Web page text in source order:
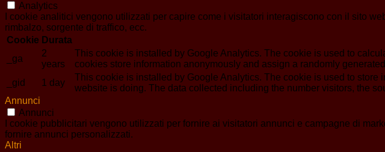
Analytics
I cookie analitici vengono utilizzati per capire come i visitatori interagiscono con il sito
rimbalzo, sorgente di traffico, ecc.
Cookie Durata
_ga
2
years
This cookie is installed by Google Analytics. The cookie is used to
cookies store information anonymously and assign a randomly
_gid
1 day
This cookie is installed by Google Analytics. The cookie is used to
website is doing. The data collected including the number visitors, the
Annunci
Annunci
I cookie pubblicitari vengono utilizzati per fornire ai visitatori annunci e campagne di
fornire annunci personalizzati.
Altri